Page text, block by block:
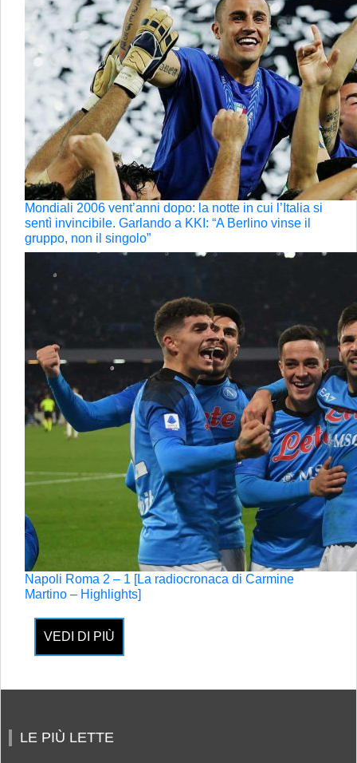
Mondiali 2006 vent’anni dopo: la notte in cui l’Italia si
sentì invincibile. Garlando a KKI: “A Berlino vinse il
gruppo, non il singolo”
Napoli Roma 2 – 1 [La radiocronaca di Carmine
Martino – Highlights]
VEDI DI PIÙ
LE PIÙ LETTE